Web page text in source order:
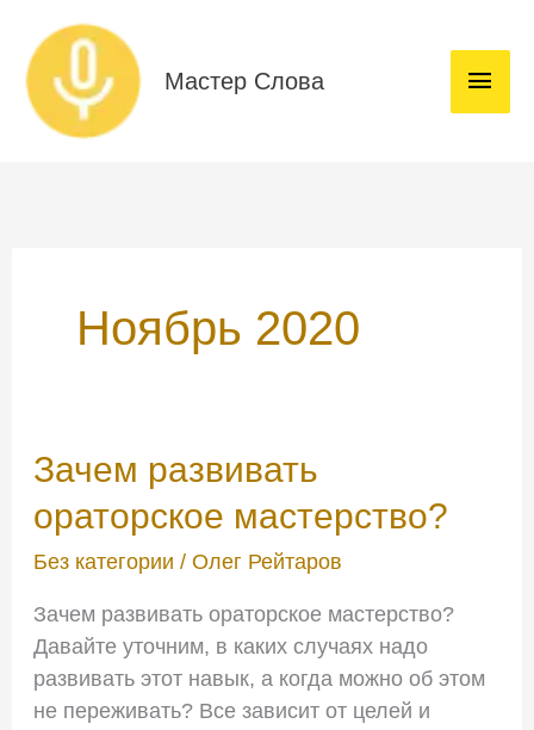
содержимому
Мастер Слова
Ноябрь 2020
Зачем развивать
ораторское мастерство?
Без категории / Олег Рейтаров
Зачем развивать ораторское мастерство?
Давайте уточним, в каких случаях надо
развивать этот навык, а когда можно об этом
не переживать? Все зависит от целей и
Зачем
ораторское
мастерство?